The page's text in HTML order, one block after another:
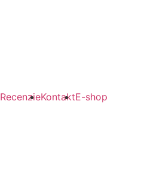
RecenzieKontaktE-shop